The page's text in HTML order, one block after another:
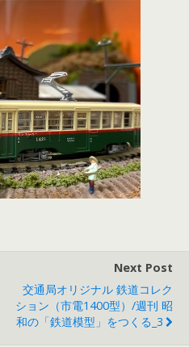
Next Post
交通局オリジナル 鉄道コレク
ション（市電1400型）/週刊 昭
和の「鉄道模型」をつくる_3